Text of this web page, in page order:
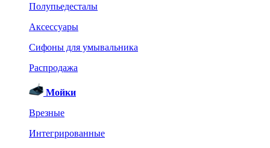
Полупьедесталы
Аксессуары
Сифоны для умывальника
Распродажа
Мойки
Врезные
Интегрированные